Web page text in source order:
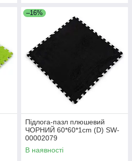
–16%
Підлога-пазл плюшевий
ЧОРНИЙ 60*60*1cm (D) SW-
00002079
В наявності